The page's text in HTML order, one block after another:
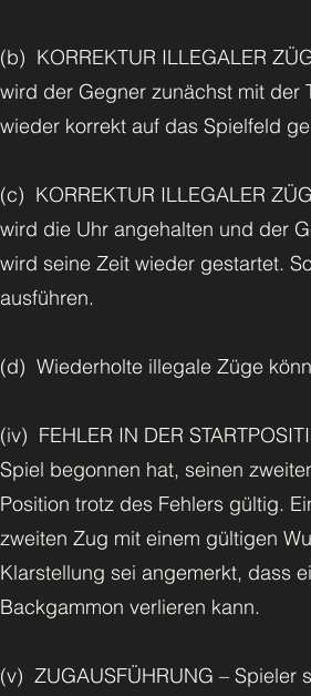
(b) KORREKTUR ILLEGALER
wird der Gegner zunächst mit der
wieder korrekt auf das Spielfeld
(c) KORREKTUR ILLEGALER
wird die Uhr angehalten und der
wird seine Zeit wieder gestartet.
ausführen.
(d) Wiederholte illegale Züge
(iv) FEHLER IN DER
Spiel begonnen hat, seinen
Position trotz des Fehlers gültig.
zweiten Zug mit einem gültigen
Klarstellung sei angemerkt, dass
Backgammon verlieren kann.
(v) ZUGAUSFÜHRUNG – Spieler